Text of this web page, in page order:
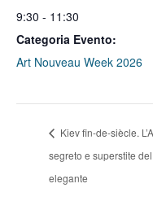
9:30 - 11:30
Categoria Evento:
Art Nouveau Week 2026
Kiev fin-de-siècle.
segreto e superstite
elegante